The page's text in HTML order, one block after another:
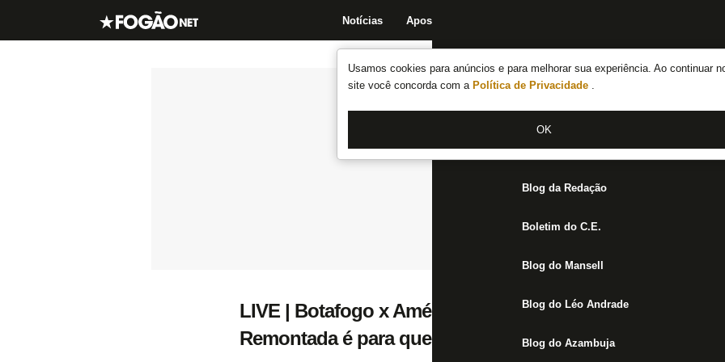
Usamos cookies para anúncios e para melhorar sua experiência. Ao continuar
site você concorda com a Política de Privacidade .
OK
Notícias Apostas
Notícias do Botafogo
Fórum
Jogos
Blog da Redação
Boletim do C.E.
Blog do Mansell
Blog do Léo Andrade
Blog do Azambuja
LIVE | Botafogo x América-MG (pré-jogo da Copa do
Remontada é para quem acredita